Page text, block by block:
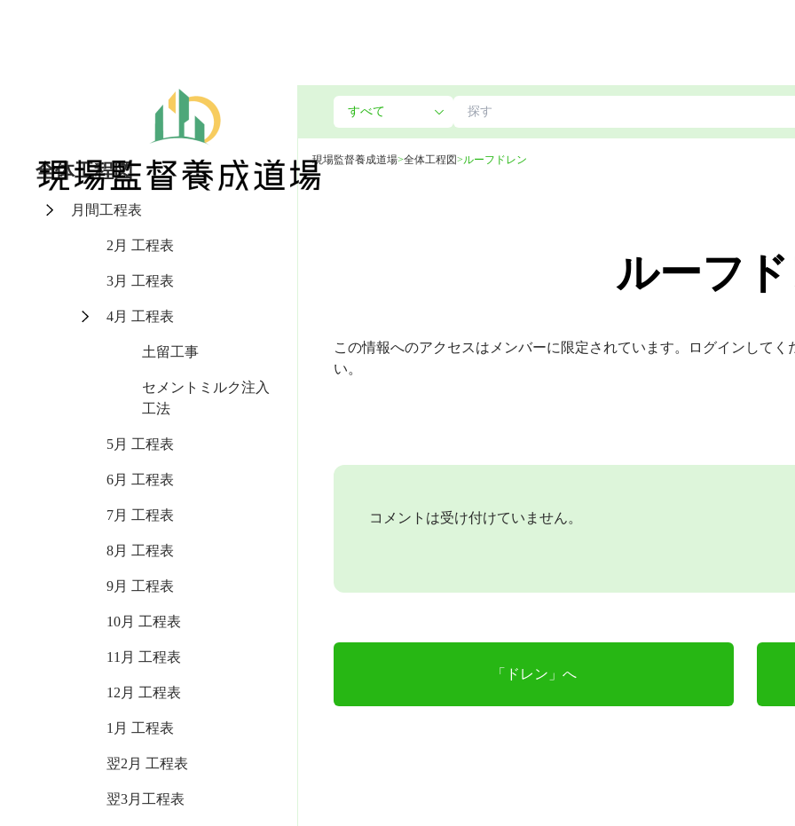
全体工程図
月間工程表
2月 工程表
3月 工程表
4月 工程表
土留工事
セメントミルク注入
工法
5月 工程表
6月 工程表
7月 工程表
8月 工程表
9月 工程表
10月 工程表
11月 工程表
12月 工程表
1月 工程表
翌2月 工程表
翌3月工程表
現場監督養成道場>全体工程図>ルーフドレン
ルーフ
この情報へのアクセスはメンバーに限定されています。ログインして
い。
コメントは受け付けていません。
「ドレン」へ